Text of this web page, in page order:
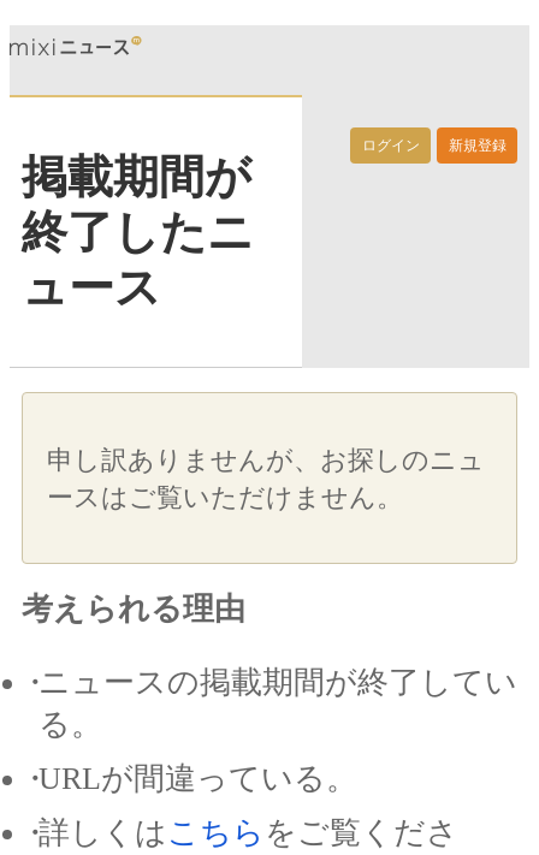
ログイン 新規登録
掲載期間が
終了したニ
ュース
申し訳ありませんが、お探しのニュ
ースはご覧いただけません。
考えられる理由
ニュースの掲載期間が終了してい
る。
URLが間違っている。
詳しくは こちら をご覧くださ